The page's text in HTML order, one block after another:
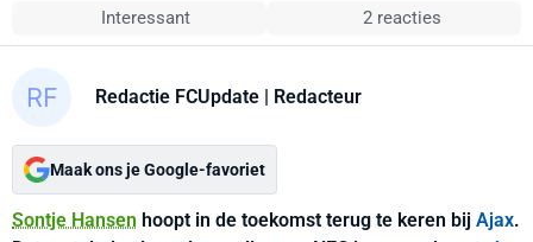
Interessant 2 reacties
Redactie FCUpdate | Redacteur
Maak ons je Google-favoriet
Sontje Hansen hoopt in de toekomst terug te keren bij Ajax.